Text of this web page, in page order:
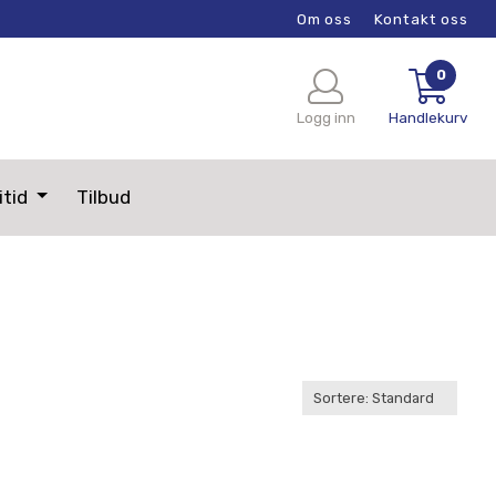
Om oss Kontakt oss
Logg inn
0
Handlekurv
Tilbud